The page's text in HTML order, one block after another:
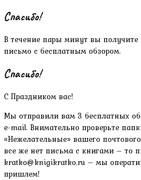
Спасибо!
В течение пары минут вы
письмо с бесплатным обзором.
Спасибо!
С Праздником вас!
Мы отправили вам 3 бесплатных
e-mail. Внимательно проверьте
«Нежелательные» вашего
все же нет письма с книгами – то
kratko@knigikratko.ru – мы
пришлем!